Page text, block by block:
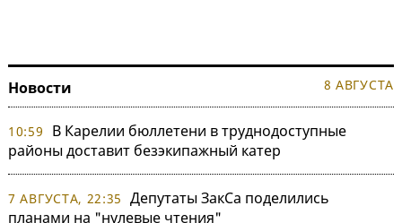
Новости 8 АВГУСТА
10:59
В Карелии бюллетени в труднодоступные
районы доставит безэкипажный катер
7 АВГУСТА, 22:35 Депутаты ЗакСа поделились
планами на "нулевые чтения"